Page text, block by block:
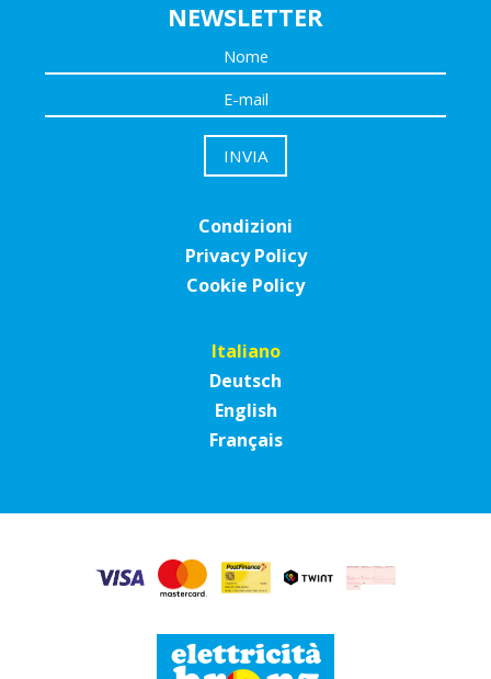
NEWSLETTER
Condizioni
Privacy Policy
Cookie Policy
Italiano
Deutsch
English
Français